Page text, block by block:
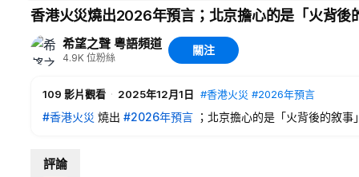
希望之聲 粵語頻道
4.9K 位粉絲
關注
109 影片觀看 · 2025年12月1日 #香港火災 #2026年預言
#香港火災 燒出 #2026年預言 ；北京擔心的是「火背後的敘事
01:34
評論